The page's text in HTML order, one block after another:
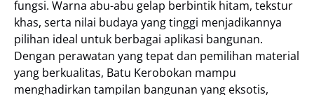
fungsi. Warna abu-abu gelap berbintik hitam, tekstur
khas, serta nilai budaya yang tinggi menjadikannya
pilihan ideal untuk berbagai aplikasi bangunan.
Dengan perawatan yang tepat dan pemilihan material
yang berkualitas, Batu Kerobokan mampu
menghadirkan tampilan bangunan yang eksotis,